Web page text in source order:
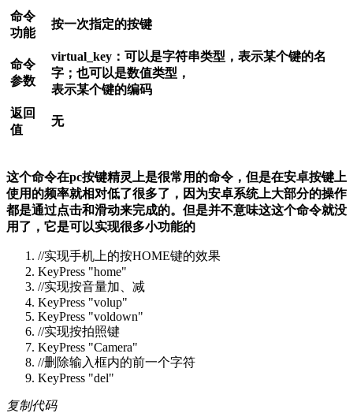
命令
功能
按一次指定的按键
命令
参数
virtual_key：可以是字符串类型，表示某个键的名
字；也可以是数值类型，
表示某个键的编码
返回
值
无
这个命令在pc按键精灵上是很常用的命令，但是在安卓按键上
使用的频率就相对低了很多了，因为安卓系统上大部分的操作
都是通过点击和滑动来完成的。但是并不意味这这个命令就没
用了，它是可以实现很多小功能的
//实现手机上的按HOME键的效果
KeyPress "home"
//实现按音量加、减
KeyPress "volup"
KeyPress "voldown"
//实现按拍照键
KeyPress "Camera"
//删除输入框内的前一个字符
KeyPress "del"
复制代码